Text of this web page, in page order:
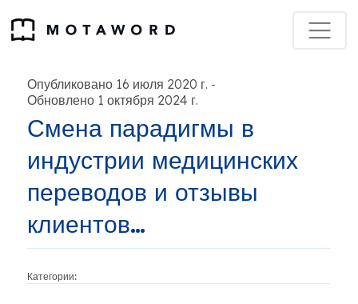
Опубликовано 16 июля 2020 г. -
Обновлено 1 октября 2024 г.
Смена парадигмы в
индустрии медицинских
переводов и отзывы
клиентов…
Категории: